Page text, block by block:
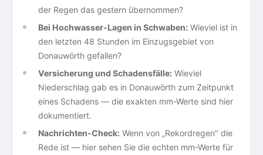
der Regen das gestern übernommen?
Bei Hochwasser-Lagen in Schwaben: Wieviel ist in
den letzten 48 Stunden im Einzugsgebiet von
Donauwörth gefallen?
Versicherung und Schadensfälle: Wieviel
Niederschlag gab es in Donauwörth zum Zeitpunkt
eines Schadens — die exakten mm-Werte sind hier
dokumentiert.
Nachrichten-Check: Wenn von „Rekordregen" die
Rede ist — hier sehen Sie die echten mm-Werte für